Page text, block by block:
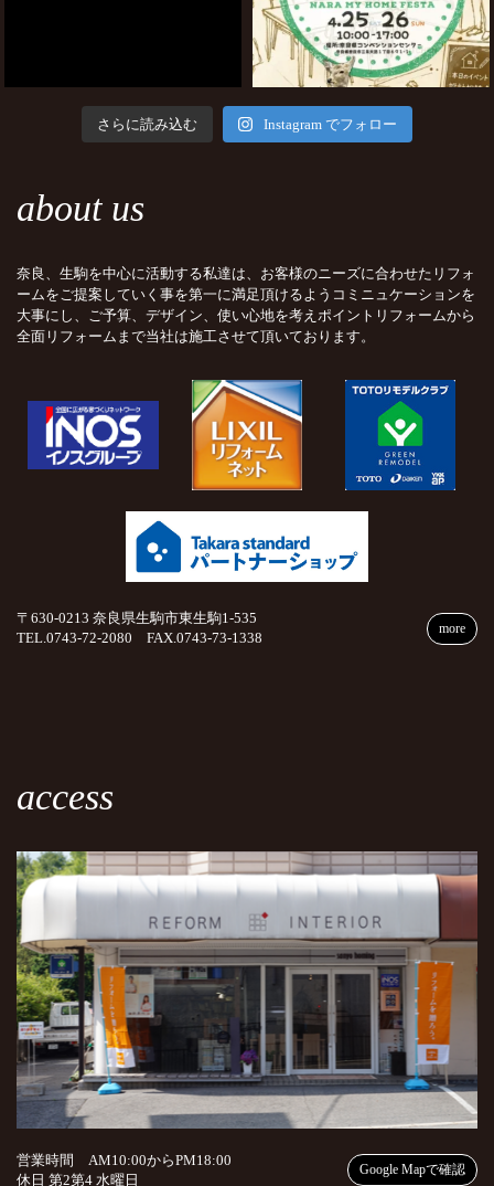
さらに読み込む Instagram でフォロー
about us
奈良、生駒を中心に活動する私達は、お客様のニーズに合わせたリフォ
ームをご提案していく事を第一に満足頂けるようコミニュケーションを
大事にし、ご予算、デザイン、使い心地を考えポイントリフォームから
全面リフォームまで当社は施工させて頂いております。
〒630-0213 奈良県生駒市東生駒1-535
TEL.0743-72-2080 FAX.0743-73-1338
more
access
営業時間 AM10:00からPM18:00
休日 第2第4 水曜日
Google Mapで確認